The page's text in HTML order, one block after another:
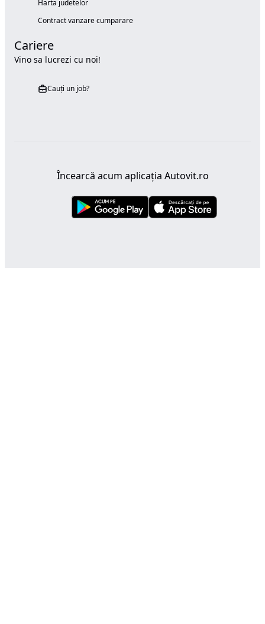
Harta judetelor
Contract vanzare cumparare
Cariere
Vino sa lucrezi cu noi!
Cauți un job?
Încearcă acum aplicația Autovit.ro